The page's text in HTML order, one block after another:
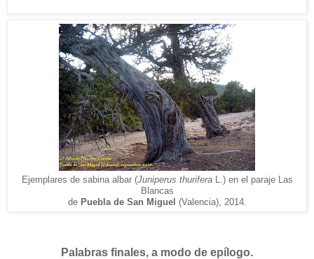
Ejemplares de sabina albar (Juniperus thuriferaL.) en el paraje Las
Blancas
de Puebla de San Miguel (Valencia), 2014.
Palabras finales, a modo de epílogo.